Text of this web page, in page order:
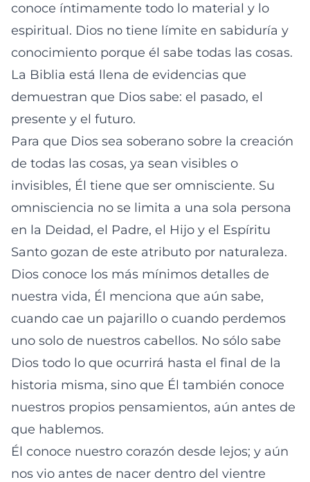
conoce íntimamente todo lo material y lo
espiritual. Dios no tiene límite en sabiduría y
conocimiento porque él sabe todas las cosas.
La Biblia está llena de evidencias que
demuestran que Dios sabe: el pasado, el
presente y el futuro.
Para que Dios sea soberano sobre la creación
de todas las cosas, ya sean visibles o
invisibles, Él tiene que ser omnisciente. Su
omnisciencia no se limita a una sola persona
en la Deidad, el Padre, el Hijo y el Espíritu
Santo gozan de este atributo por naturaleza.
Dios conoce los más mínimos detalles de
nuestra vida, Él menciona que aún sabe,
cuando cae un pajarillo o cuando perdemos
uno solo de nuestros cabellos. No sólo sabe
Dios todo lo que ocurrirá hasta el final de la
historia misma, sino que Él también conoce
nuestros propios pensamientos, aún antes de
que hablemos.
Él conoce nuestro corazón desde lejos; y aún
nos vio antes de nacer dentro del vientre